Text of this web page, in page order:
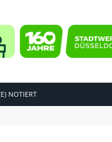
NOTIERT